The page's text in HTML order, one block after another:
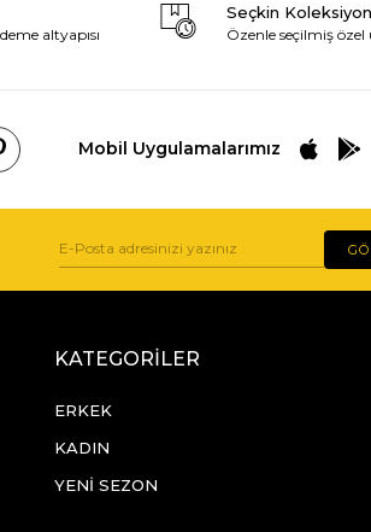
altyapısı
Seçkin Koleksiyon
Özenle seçilmiş özel
Mobil Uygulamalarımız
KATEGORİLER
ERKEK
KADIN
YENİ SEZON